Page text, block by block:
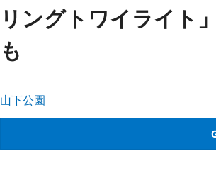
リングトワイライト
も
山下公園